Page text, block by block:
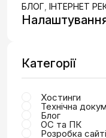
БЛОГ ІНТЕРНЕТ
Категорії
Хостинги
Технічна
Блог
ОС та ПК
Розробка